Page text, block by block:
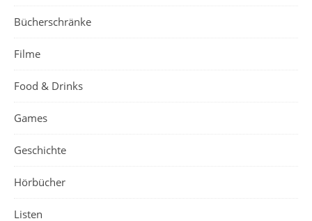
Bücherschränke
Filme
Food & Drinks
Games
Geschichte
Hörbücher
Listen